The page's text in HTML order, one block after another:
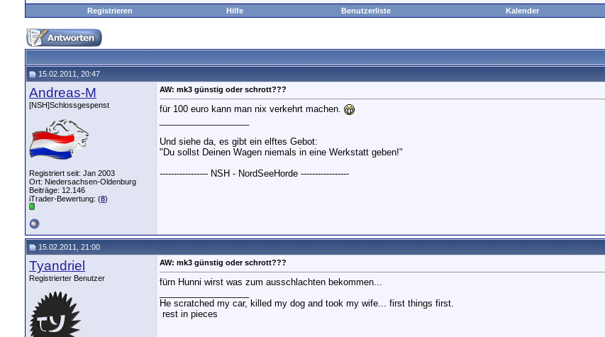
Registrieren
Hilfe Benutzerliste Kalender
15.02.2011, 20:47
Andreas-M
[NSH]Schlossgespenst
Registriert seit: Jan 2003
Ort: Niedersachsen-Oldenburg
Beiträge: 12.146
iTrader-Bewertung: (8)
AW: mk3 günstig oder schrott???
für 100 euro kann man nix verkehrt machen.
Und siehe da, es gibt ein elftes Gebot:
"Du sollst Deinen Wagen niemals in eine Werkstatt geben!"
----------------- NSH - NordSeeHorde -----------------
15.02.2011, 21:00
Tyandriel
Registrierter Benutzer
AW: mk3 günstig oder schrott???
fürn Hunni wirst was zum ausschlachten bekommen...
He scratched my car, killed my dog and took my wife... first things first.
rest in pieces